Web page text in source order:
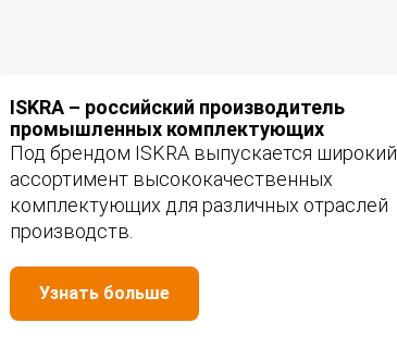
ISKRA – российский производитель
промышленных комплектующих
Под брендом ISKRA выпускается широкий
ассортимент высококачественных
комплектующих для различных отраслей
производств.
Узнать больше